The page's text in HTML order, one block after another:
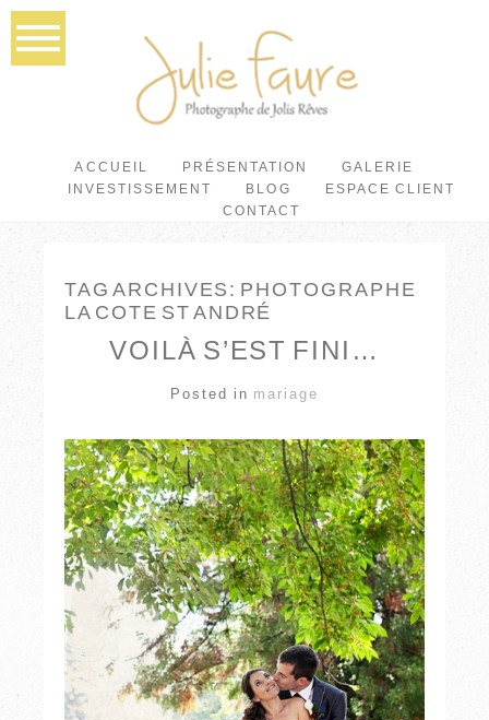
ACCUEIL PRÉSENTATION
GALERIE
INVESTISSEMENT
BLOG
ESPACE CLIENT
CONTACT
TAG ARCHIVES: PHOTOGRAPHE
LA COTE ST ANDRÉ
VOILÀ S’EST FINI…
Posted in mariage